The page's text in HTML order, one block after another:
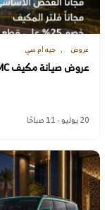
عروض جيه ام سي
عروض صيانة مكيف JMC الجبر في السعودية
20 يوليو - 11 صباحًا